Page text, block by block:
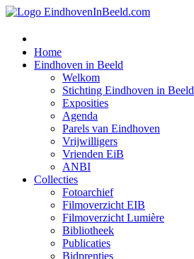
Home
Eindhoven in Beeld
Welkom
Stichting Eindhoven in Beeld
Exposities
Agenda
Parels van Eindhoven
Vrijwilligers
Vrienden EiB
ANBI
Collecties
Fotoarchief
Filmoverzicht EIB
Filmoverzicht Lumière
Bibliotheek
Publicaties
Bidprentjes